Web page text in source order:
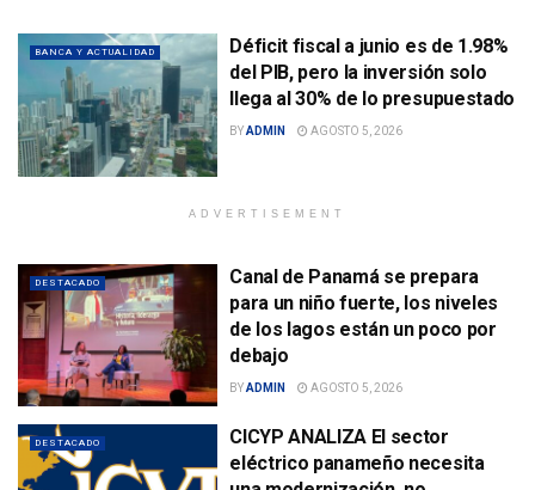
BANCA Y ACTUALIDAD
Déficit fiscal a junio es de 1.98%
del PIB, pero la inversión solo
llega al 30% de lo presupuestado
BYADMIN AGOSTO 5, 2026
ADVERTISEMENT
DESTACADO
Canal de Panamá se prepara
para un niño fuerte, los niveles
de los lagos están un poco por
debajo
BYADMIN AGOSTO 5, 2026
DESTACADO
CICYP ANALIZA El sector
eléctrico panameño necesita